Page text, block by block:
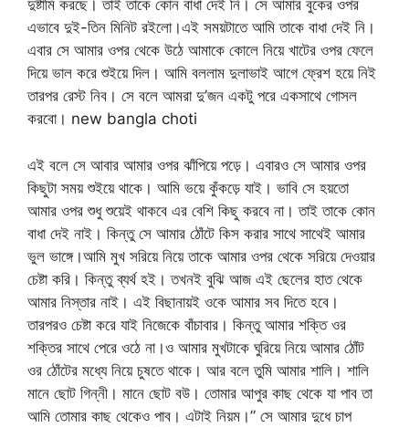
দুষ্টামি করছে। তাই তাকে কোন বাধা দেই নি। সে আমার বুকের ওপর
এভাবে দুই-তিন মিনিট রইলো।এই সময়টাতে আমি তাকে বাধা দেই নি।
এবার সে আমার ওপর থেকে উঠে আমাকে কোলে নিয়ে খাটের ওপর ফেলে
দিয়ে ভাল করে শুইয়ে দিল। আমি বললাম দুলাভাই আগে ফ্রেশ হয়ে নিই
তারপর রেস্ট নিব। সে বলে আমরা দু’জন একটু পরে একসাথে গোসল
করবো। new bangla choti
এই বলে সে আবার আমার ওপর ঝাঁপিয়ে পড়ে। এবারও সে আমার ওপর
কিছুটা সময় শুইয়ে থাকে। আমি ভয়ে কুঁকড়ে যাই। ভাবি সে হয়তো
আমার ওপর শুধু শুয়েই থাকবে এর বেশি কিছু করবে না। তাই তাকে কোন
বাধা দেই নাই। কিন্তু সে আমার ঠোঁটে কিস করার সাথে সাথেই আমার
ভুল ভাঙ্গে।আমি মুখ সরিয়ে নিয়ে তাকে আমার ওপর থেকে সরিয়ে দেওয়ার
চেষ্টা করি। কিন্তু ব্যর্থ হই। তখনই বুঝি আজ এই ছেলের হাত থেকে
আমার নিস্তার নাই। এই বিছানায়ই ওকে আমার সব দিতে হবে।
তারপরও চেষ্টা করে যাই নিজেকে বাঁচাবার। কিন্তু আমার শক্তি ওর
শক্তির সাথে পেরে ওঠে না।ও আমার মুখটাকে ঘুরিয়ে নিয়ে আমার ঠোঁট
ওর ঠোঁটের মধ্যে নিয়ে চুষতে থাকে। আর বলে তুমি আমার শালি। শালি
মানে ছোট গিন্নী। মানে ছোট বউ। তোমার আপুর কাছ থেকে যা পাব তা
আমি তোমার কাছ থেকেও পাব। এটাই নিয়ম।” সে আমার দুধে চাপ